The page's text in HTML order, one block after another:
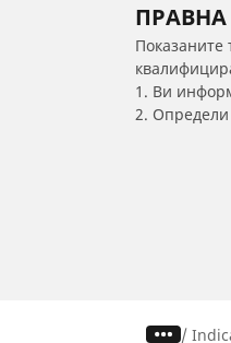
Показаните
1. Ви
2. Определи
/